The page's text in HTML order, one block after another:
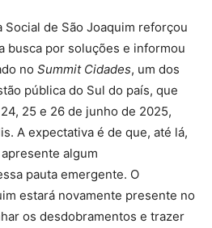
Social de São Joaquim reforçou
busca por soluções e informou
no Summit Cidades, um dos
pública do Sul do país, que
25 e 26 de junho de 2025,
A expectativa é de que, até lá,
algum
pauta emergente. O
estará novamente presente no
os desdobramentos e trazer